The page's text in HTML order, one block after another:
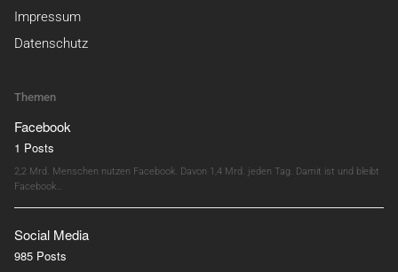
Impressum
Datenschutz
Themen
Facebook
1 Posts
2,2 Mrd. Menschen nutzen Facebook. Davon 1,4 Mrd. jeden Tag. Damit ist und bleibt
Facebook…
Social Media
985 Posts